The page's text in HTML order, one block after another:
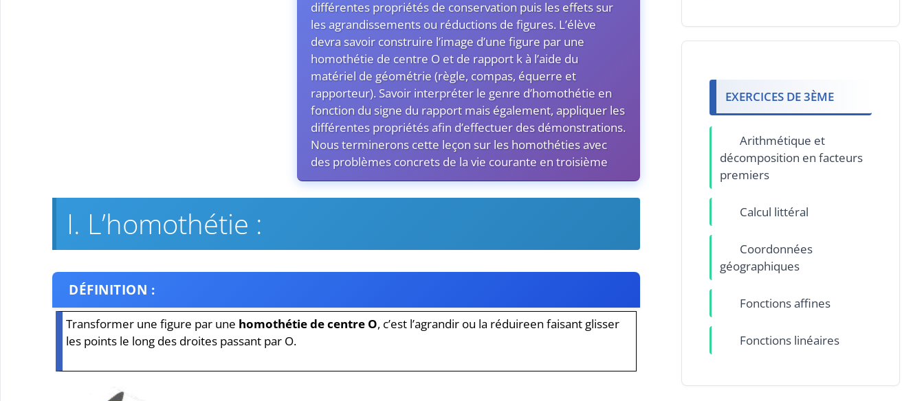
différentes propriétés de conservation puis les effets sur
les agrandissements ou réductions de figures. L’élève
devra savoir construire l’image d’une figure par une
homothétie de centre O et de rapport k à l’aide du
matériel de géométrie (règle, compas, équerre et
rapporteur). Savoir interpréter le genre d’homothétie en
fonction du signe du rapport mais également, appliquer les
différentes propriétés afin d’effectuer des démonstrations.
Nous terminerons cette leçon sur les homothéties avec
des problèmes concrets de la vie courante en troisième
I. L’homothétie :
DÉFINITION :
Transformer une figure par une homothétie de centre O, c’est l’agrandir ou la réduireen faisant glisser
les points le long des droites passant par O.
EXERCICES DE 3ÈME
Arithmétique et
décomposition en facteurs
premiers
Calcul littéral
Coordonnées
géographiques
Fonctions affines
Fonctions linéaires